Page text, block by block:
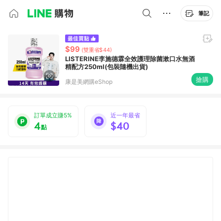
筆記
$99 (雙重省$44)
LISTERINE李施德霖全效護理除菌漱口水無酒
精配方250ml(包裝隨機出貨)
康是美網購eShop 搶購
訂單成立賺5%
4點
近一年最省
$40